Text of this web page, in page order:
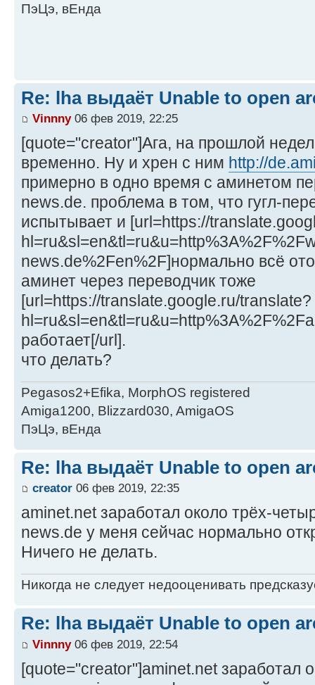
ПэЦэ, вЕнда
Re: lha выдаёт Unable to open
Vinnny06 фев 2019, 22:25
[quote="creator"]Ага, на прошлой
временно. Ну и хрен с ним http://
примерно в одно время с аминетом
news.de. проблема в том, что гугл-
испытывает и [url=https://
news.de%2Fen%2F]нормально всё
аминет через переводчик тоже
[url=https://translate.google.ru/translate?
работает[/url].
что делать?
Pegasos2+Efika, MorphOS registered
Amiga1200, Blizzard030, AmigaOS
ПэЦэ, вЕнда
Re: lha выдаёт Unable to open
creator 06 фев 2019, 22:35
aminet.net заработал около трёх-
news.de у меня сейчас нормально
Ничего не делать.
Никогда не следует недооценивать
Re: lha выдаёт Unable to open
Vinnny06 фев 2019, 22:54
[quote="creator"]aminet.net заработал